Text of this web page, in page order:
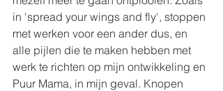
in 'spread your wings and fly', stoppen
met werken voor een ander dus, en
alle pijlen die te maken hebben met
werk te richten op mijn ontwikkeling en
Puur Mama, in mijn geval. Knopen